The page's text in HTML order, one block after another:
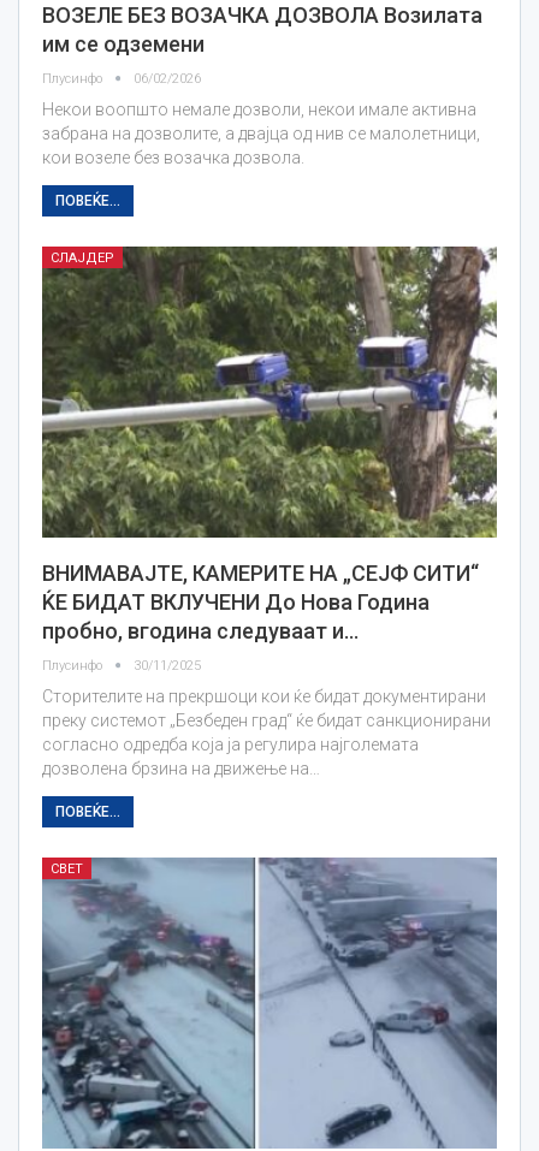
ВОЗЕЛЕ БЕЗ ВОЗАЧКА ДОЗВОЛА Возилата
им се одземени
Плусинфо 06/02/2026
Некои воопшто немале дозволи, некои имале активна
забрана на дозволите, а двајца од нив се малолетници,
кои возеле без возачка дозвола.
ПОВЕЌЕ...
СЛАЈДЕР
ВНИМАВАЈТЕ, КАМЕРИТЕ НА „СЕЈФ СИТИ“
ЌЕ БИДАТ ВКЛУЧЕНИ До Нова Година
пробно, вгодина следуваат и…
Плусинфо 30/11/2025
Сторителите на прекршоци кои ќе бидат документирани
преку системот „Безбеден град“ ќе бидат санкционирани
согласно одредба која ја регулира најголемата
дозволена брзина на движење на…
ПОВЕЌЕ...
СВЕТ